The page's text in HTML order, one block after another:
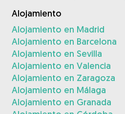
Alojamiento
Alojamiento en Madrid
Alojamiento en Barcelona
Alojamiento en Sevilla
Alojamiento en Valencia
Alojamiento en Zaragoza
Alojamiento en Málaga
Alojamiento en Granada